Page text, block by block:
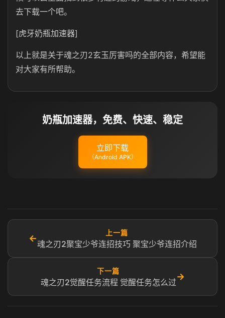
去下载一个吧。
[虎牙奶瓶加速器]
以上就是关于魂之刃2玄玉厉害吗的全部内容，希望能
对大家有所帮助。
奶瓶加速器，免费、快速、稳定
立即下载
（Android APK）
←
上一篇
魂之刃2聚宝少爷连招技巧 聚宝少爷连招介绍
下一篇
魂之刃2觉醒任务流程 觉醒任务怎么过
→